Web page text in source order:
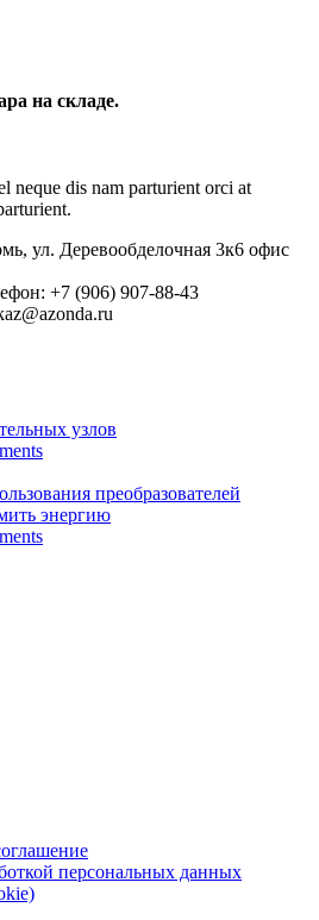
на складе.
neque dis nam parturient orci at
ул. Деревообделочная 3к6 офис
+7 (906) 907-88-43
узлов
преобразователей
энергию
персональных данных